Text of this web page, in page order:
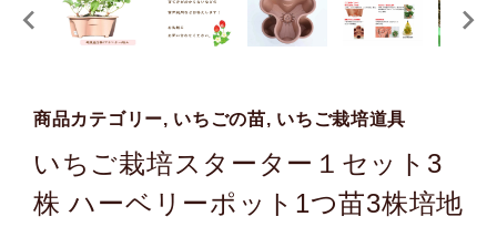
商品カテゴリー, いちごの苗, いちご栽培道具
いちご栽培スターター１セット3
株 ハーベリーポット1つ苗3株培地